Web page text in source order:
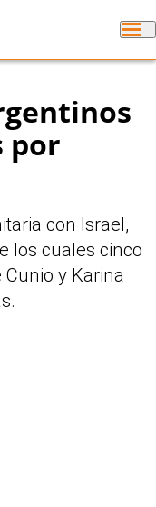
por
con Israel,
los cuales cinco
y Karina